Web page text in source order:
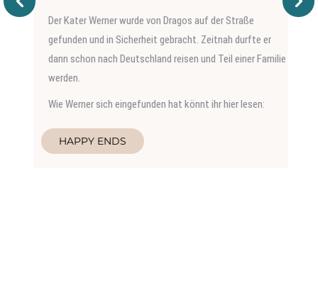
Der Kater Werner wurde von Dragos auf der Straße
gefunden und in Sicherheit gebracht. Zeitnah durfte er
dann schon nach Deutschland reisen und Teil einer Familie
werden.
Wie Werner sich eingefunden hat könnt ihr hier lesen:
HAPPY ENDS